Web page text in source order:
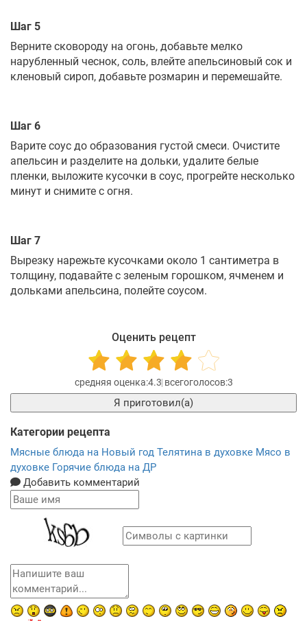
Шаг 5
Верните сковороду на огонь, добавьте мелко
нарубленный чеснок, соль, влейте апельсиновый сок и
кленовый сироп, добавьте розмарин и перемешайте.
Шаг 6
Варите соус до образования густой смеси. Очистите
апельсин и разделите на дольки, удалите белые
пленки, выложите кусочки в соус, прогрейте несколько
минут и снимите с огня.
Шаг 7
Вырезку нарежьте кусочками около 1 сантиметра в
толщину, подавайте с зеленым горошком, ячменем и
дольками апельсина, полейте соусом.
Оценить рецепт
4.3 3
Я приготовил(а)
Категории рецепта
Мясные блюда на Новый год Телятина в духовке Мясо в
духовке Горячие блюда на ДР
Добавить комментарий